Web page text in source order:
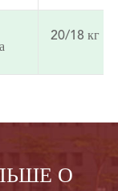
20/18 кг
О